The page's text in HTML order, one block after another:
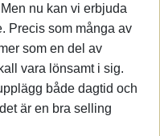
nu kan vi erbjuda
Precis som många av
som en del av
vara lönsamt i sig.
både dagtid och
är en bra selling